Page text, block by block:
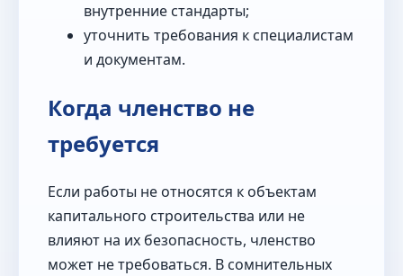
внутренние стандарты;
уточнить требования к специалистам
и документам.
Когда членство не
требуется
Если работы не относятся к объектам
капитального строительства или не
влияют на их безопасность, членство
может не требоваться. В сомнительных